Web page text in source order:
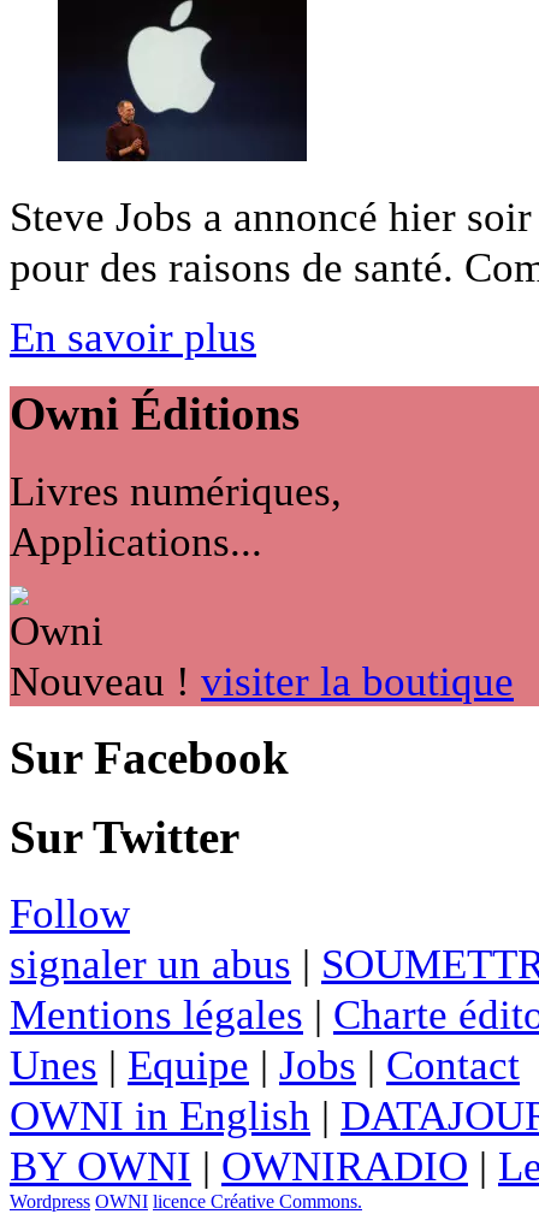
Steve Jobs a annoncé hier
pour des raisons de santé.
En savoir plus
Owni Éditions
Livres numériques,
Applications...
Nouveau ! visiter la boutique
Sur Facebook
Sur Twitter
Follow
signaler un abus |
Mentions légales | Charte
Unes | Equipe | Jobs | Contact
OWNI in English |
BY OWNI | OWNIRADIO |
Wordpress OWNI licence Créative Commons.